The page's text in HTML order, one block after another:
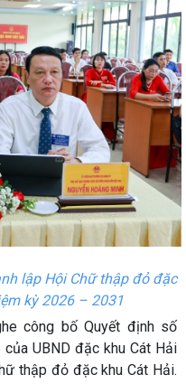
lập Hội Chữ thập đỏ đặc
kỳ 2026 – 2031
công bố Quyết định số
UBND đặc khu Cát Hải
thập đỏ đặc khu Cát Hải.